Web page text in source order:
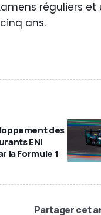
réguliers
ans.
des
ENI
la Formule 1
Partager cet